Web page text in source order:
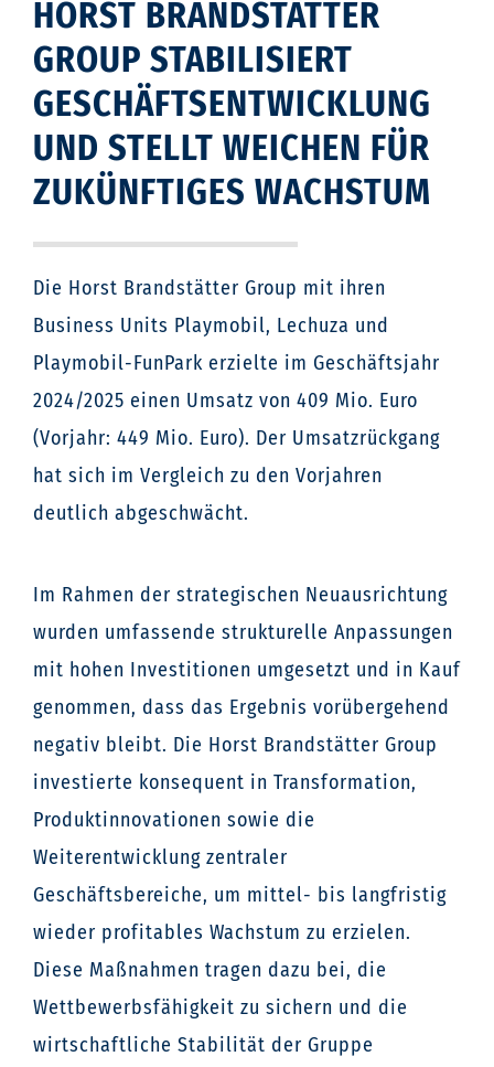
HORST BRANDSTÄTTER
GROUP STABILISIERT
GESCHÄFTSENTWICKLUNG
UND STELLT WEICHEN FÜR
ZUKÜNFTIGES WACHSTUM
Die Horst Brandstätter Group mit ihren
Business Units Playmobil, Lechuza und
Playmobil-FunPark erzielte im Geschäftsjahr
2024/2025 einen Umsatz von 409 Mio. Euro
(Vorjahr: 449 Mio. Euro). Der Umsatzrückgang
hat sich im Vergleich zu den Vorjahren
deutlich abgeschwächt.
Im Rahmen der strategischen Neuausrichtung
wurden umfassende strukturelle Anpassungen
mit hohen Investitionen umgesetzt und in Kauf
genommen, dass das Ergebnis vorübergehend
negativ bleibt. Die Horst Brandstätter Group
investierte konsequent in Transformation,
Produktinnovationen sowie die
Weiterentwicklung zentraler
Geschäftsbereiche, um mittel- bis langfristig
wieder profitables Wachstum zu erzielen.
Diese Maßnahmen tragen dazu bei, die
Wettbewerbsfähigkeit zu sichern und die
wirtschaftliche Stabilität der Gruppe